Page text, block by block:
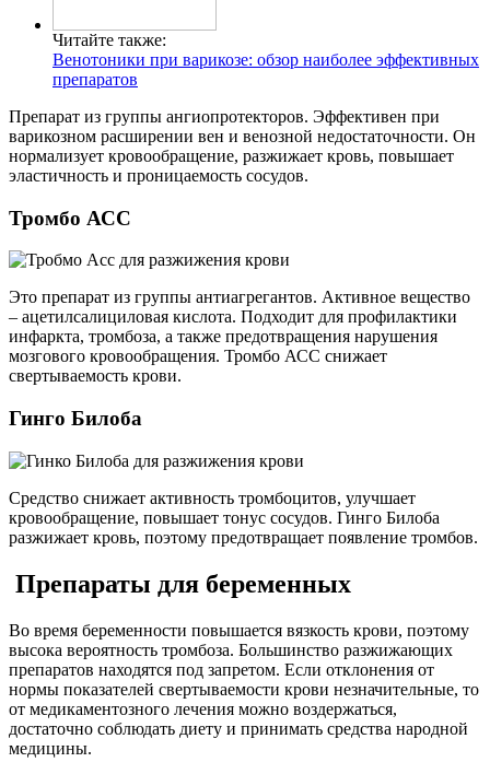
Читайте также:
Венотоники при варикозе: обзор наиболее эффективных
препаратов
Препарат из группы ангиопротекторов. Эффективен при
варикозном расширении вен и венозной недостаточности. Он
нормализует кровообращение, разжижает кровь, повышает
эластичность и проницаемость сосудов.
Тромбо АСС
Это препарат из группы антиагрегантов. Активное вещество
– ацетилсалициловая кислота. Подходит для профилактики
инфаркта, тромбоза, а также предотвращения нарушения
мозгового кровообращения. Тромбо АСС снижает
свертываемость крови.
Гинго Билоба
Средство снижает активность тромбоцитов, улучшает
кровообращение, повышает тонус сосудов. Гинго Билоба
разжижает кровь, поэтому предотвращает появление тромбов.
Препараты для беременных
Во время беременности повышается вязкость крови, поэтому
высока вероятность тромбоза. Большинство разжижающих
препаратов находятся под запретом. Если отклонения от
нормы показателей свертываемости крови незначительные, то
от медикаментозного лечения можно воздержаться,
достаточно соблюдать диету и принимать средства народной
медицины.